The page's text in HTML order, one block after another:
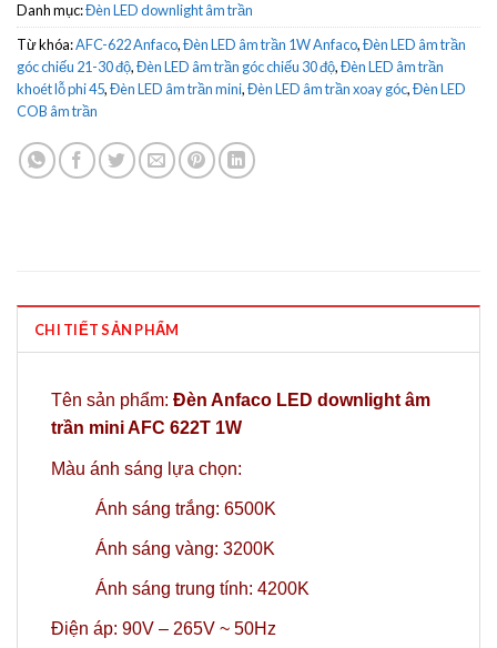
Danh mục:Đèn LED downlight âm trần
Từ khóa:AFC-622 Anfaco,Đèn LED âm trần 1W Anfaco,Đèn LED âm trần
góc chiếu 21-30 độ,Đèn LED âm trần góc chiếu 30 độ,Đèn LED âm trần
khoét lỗ phi 45,Đèn LED âm trần mini,Đèn LED âm trần xoay góc,Đèn LED
COB âm trần
CHI TIẾT SẢN PHẨM
Tên sản phẩm: Đèn Anfaco LED downlight âm
trần mini AFC 622T 1W
Màu ánh sáng lựa chọn:
Ánh sáng trắng: 6500K
Ánh sáng vàng: 3200K
Ánh sáng trung tính: 4200K
Điện áp: 90V – 265V ~ 50Hz